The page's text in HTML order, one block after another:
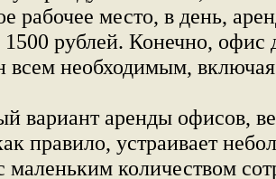
рабочее место, в день,
1500 рублей. Конечно, офис
всем необходимым, включая
вариант аренды офисов,
правило, устраивает
количеством